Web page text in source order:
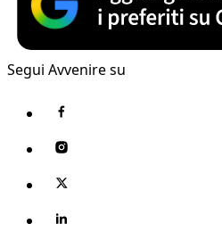
Segui Avvenire su